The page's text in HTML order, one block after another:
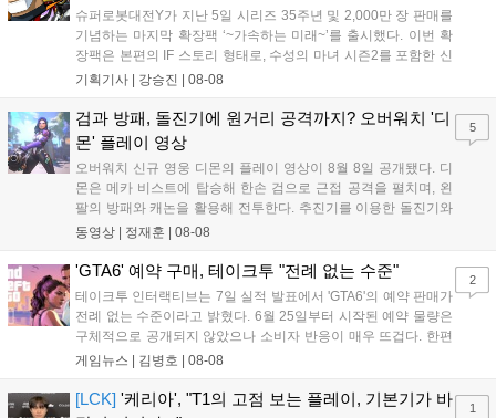
슈퍼로봇대전Y가 지난 5일 시리즈 35주년 및 2,000만 장 판매를
기념하는 마지막 확장팩 ‘~가속하는 미래~’를 출시했다. 이번 확
장팩은 본편의 IF 스토리 형태로, 수성의 마녀 시즌2를 포함한 신
규 참전작과 크로스오버 합체기를 선보이며 작품을 완결 짓는다.
하는 몰입감 있는 서사와 조합을 구현하며 시리즈의 미래를 향한
새로운 가능성을 제시했다....
기획기사 | 강승진 | 08-08
검과 방패, 돌진기에 원거리 공격까지? 오버워치 '디
몬' 플레이 영상
오버워치 신규 영웅 디몬의 플레이 영상이 8월 8일 공개됐다. 디
몬은 메카 비스트에 탑승해 한손 검으로 근접 공격을 펼치며, 왼
팔의 방패와 캐논을 활용해 전투한다. 추진기를 이용한 돌진기와
참격 형태의 궁극기를 보유했고, 메카 파괴 시 맨몸으로 기관총을
산의 영웅들 업데이트를 통해 정식 출시될 예정이다....
동영상 | 정재훈 | 08-08
5
'GTA6' 예약 구매, 테이크투 "전례 없는 수준"
테이크투 인터랙티브는 7일 실적 발표에서 'GTA6'의 예약 판매가
전례 없는 수준이라고 밝혔다. 6월 25일부터 시작된 예약 물량은
구체적으로 공개되지 않았으나 소비자 반응이 매우 뜨겁다. 한편
11월 19일 PS5와 Xbox 시리즈 X|S로 정식 출시될 예정이며, 록
상 'Grand Theft Auto VI: An Extended Look'을 최초 공개할 계획
게임뉴스 | 김병호 | 08-08
2
[LCK] '케리아', "T1의 고점 보는 플레이, 기본기가 바
1